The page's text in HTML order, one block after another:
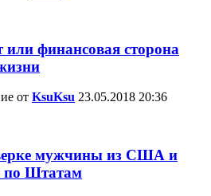
финансовая сторона
от KsuKsu 23.05.2018 20:36
мужчины из США и
по Штатам